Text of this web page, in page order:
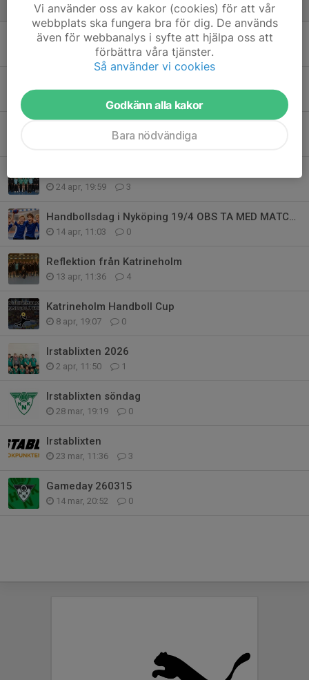
2 jun, 20:19 0
Beep test på tisdagsträningen
9 maj, 22:05 0
0
24 apr, 19:59 3
Handbollsdag i Nyköping 19/4 OBS TA MED MATCHKLÄDER!
14 apr, 11:03 0
Reflektion från Katrineholm
13 apr, 11:36 4
Katrineholm Handboll Cup
8 apr, 19:07 0
Irstablixten 2026
2 apr, 11:50 1
Irstablixten söndag
28 mar, 19:19 0
Irstablixten
23 mar, 11:36 3
Gameday 260315
14 mar, 20:52 0
Vi använder oss av kakor (cookies) för att vår
webbplats ska fungera bra för dig. De används
även för webbanalys i syfte att hjälpa oss att
förbättra våra tjänster.
Så använder vi cookies
Godkänn alla kakor
Bara nödvändiga